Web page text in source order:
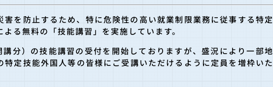
を防止するため、特に危険性の高い就業制限業務に従事する特定
る無料の「技能講習」を実施しています。
分）の技能講習の受付を開始しておりますが、盛況により一部地
定技能外国人等の皆様にご受講いただけるように定員を増枠いた